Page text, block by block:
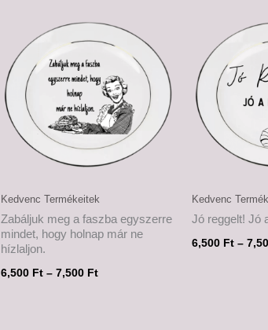
Kedvenc Termékeitek
Zabáljuk meg a faszba egyszerre
mindet, hogy holnap már ne
hízlaljon.
6,500 Ft – 7,500 Ft
7,500 Ft
Kedvenc
Jó reggelt! Jó
6,500 Ft –